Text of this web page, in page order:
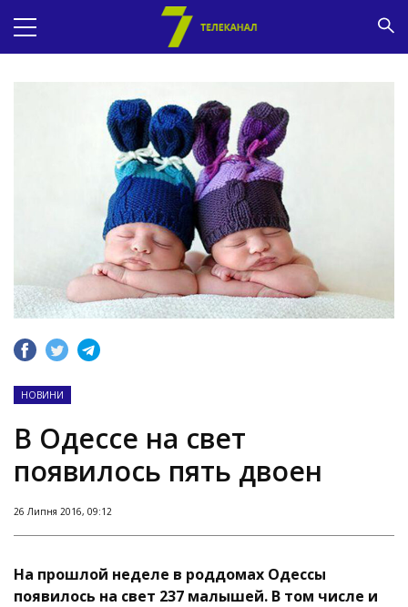
НОВИНИ
В Одессе на свет
появилось пять двоен
26 Липня 2016, 09:12
На прошлой неделе в роддомах Одессы
появилось на свет 237 малышей. В том числе и